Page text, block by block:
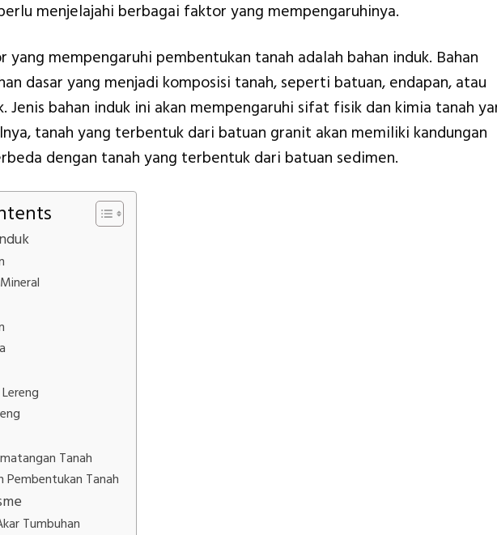
menjelajahi berbagai faktor yang mempengaruhinya.
yang mempengaruhi pembentukan tanah adalah bahan induk. Bahan
dasar yang menjadi komposisi tanah, seperti batuan, endapan, atau
Jenis bahan induk ini akan mempengaruhi sifat fisik dan kimia tanah
tanah yang terbentuk dari batuan granit akan memiliki kandungan
dengan tanah yang terbentuk dari batuan sedimen.
Tanah
Pembentukan Tanah
Tumbuhan